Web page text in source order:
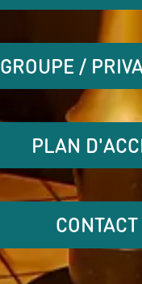
GROUPE /
PLAN
CONTACT